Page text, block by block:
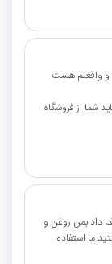
و واقعنم هست
شما از فروشگاه
مارکت 18000 تخفیف داد بمن روغن و
ما استفاده